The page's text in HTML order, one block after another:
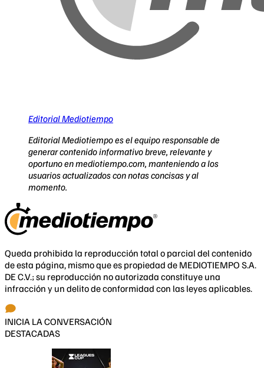
Editorial Mediotiempo
Editorial Mediotiempo es el equipo responsable de
generar contenido informativo breve, relevante y
oportuno en mediotiempo.com, manteniendo a los
usuarios actualizados con notas concisas y al
momento.
Queda prohibida la reproducción total o parcial del contenido
de esta página, mismo que es propiedad de MEDIOTIEMPO S.A.
DE C.V.; su reproducción no autorizada constituye una
infracción y un delito de conformidad con las leyes aplicables.
INICIA LA CONVERSACIÓN
DESTACADAS